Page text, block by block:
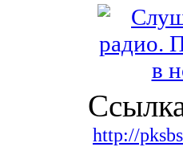
http://